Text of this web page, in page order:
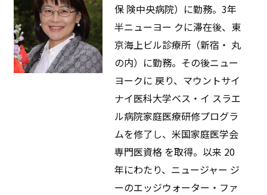
保 険中央病院）に勤務。3年
半ニューヨー クに滞在後、東
京海上ビル診療所（新宿・ 丸
の内）に勤務。その後ニュー
ヨークに 戻り、マウントサイ
ナイ医科大学ベス・イ スラエ
ル病院家庭医療研修プログラ
ムを修了し、米国家庭医学会
専門医資格 を取得。以来 20
年にわたり、ニュージャー ジ
ーのエッジウォーター・ファ